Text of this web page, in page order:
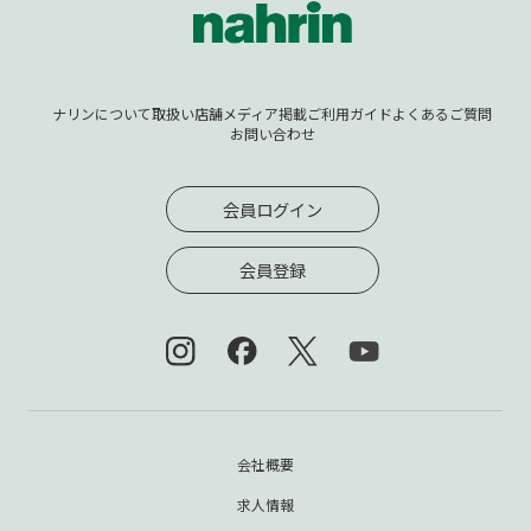
ナリンについて取扱い店舗メディア掲載ご利用ガイドよくあるご質問
お問い合わせ
会員ログイン
会員登録
会社概要
求人情報